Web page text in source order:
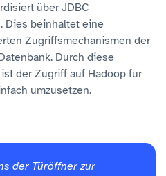
über JDBC
Dies beinhaltet eine
Zugriffsmechanismen der
Durch diese
der Zugriff auf Hadoop für
umzusetzen.
der Türöffner zur